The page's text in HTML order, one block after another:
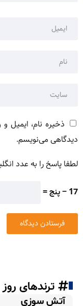
ذخیره نام، ایمیل
دیدگاهی می‌نویسم.
لطفا پاسخ را به عدد
17 − پنج =
ترندهای روز
آتش سوزی